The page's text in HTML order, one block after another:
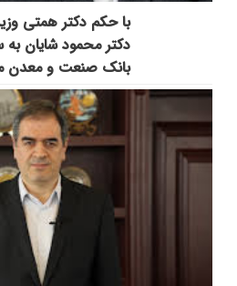
با حکم دکتر همتی
دکتر محمود شایان
بانک صنعت و معدن